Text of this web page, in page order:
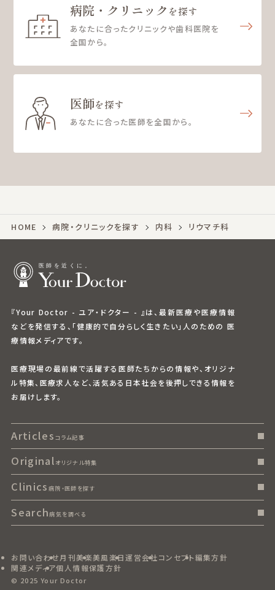
病院・クリニック を探す
あなたに合ったクリニックや歯科医院を
全国から。
医師を探す
あなたに合った医師を全国から。
HOME 病院・クリニックを探す 内科 リウマチ科
『Your Doctor - ユア・ドクター - 』は、最新医療や医療情報
などを発信する、「健康的で自分らしく生きたい」人のための 医
療情報メディアです。
医療現場の最前線で活躍する医師たちからの情報や、オリジナ
ル特集、医療求人など、活気ある日本社会を後押しできる情報を
お届けします。
Articles コラム記事
Original オリジナル特集
Clinics 病院・医師を探す
Search病気を調べる
お問い合わせ月刊美楽美風楽日運営会社コンセプト編集方針
関連メディア個人情報保護方針
© 2025 Your Doctor